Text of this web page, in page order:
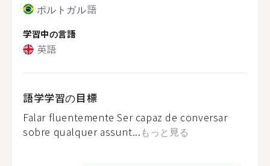
ポルトガル語
学習中の言語
英語
語学学習の目標
Falar fluentemente Ser capaz de conversar
sobre qualquer assunt...もっと見る